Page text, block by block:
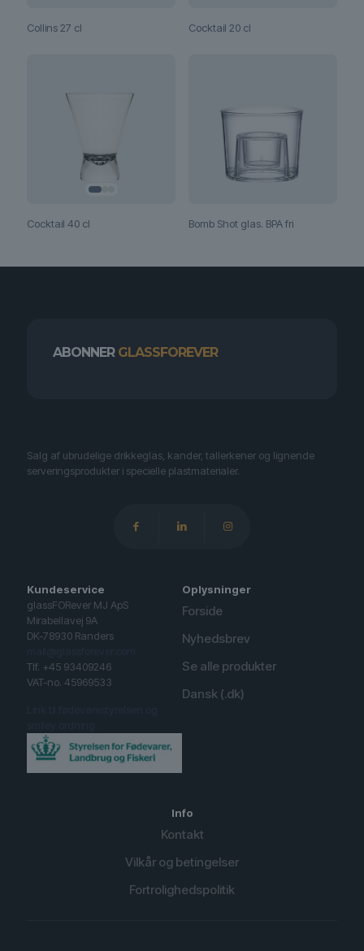
Collins 27 cl Cocktail 20 cl
Cocktail 40 cl Bomb Shot glas. BPA fri
ABONNER GLASSFOREVER
Salg af ubrudelige drikkeglas, kander, tallerkener og lignende
serveringsprodukter i specielle plastmaterialer.
Kundeservice
glassFORever MJ ApS
Mirabellavej 9A
DK-78930 Randers
Tlf. +45 93409246
VAT-no. 45969533
Oplysninger
Forside
Nyhedsbrev
Se alle produkter
Dansk (.dk)
Info
Kontakt
Vilkår og betingelser
Fortrolighedspolitik